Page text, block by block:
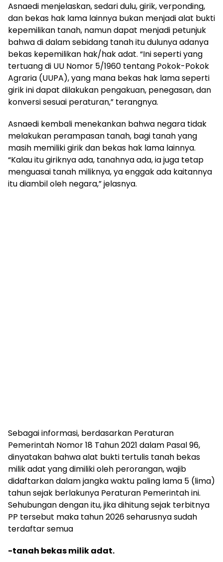
Asnaedi menjelaskan, sedari dulu, girik, verponding,
dan bekas hak lama lainnya bukan menjadi alat bukti
kepemilikan tanah, namun dapat menjadi petunjuk
bahwa di dalam sebidang tanah itu dulunya adanya
bekas kepemilikan hak/hak adat. “Ini seperti yang
tertuang di UU Nomor 5/1960 tentang Pokok-Pokok
Agraria (UUPA), yang mana bekas hak lama seperti
girik ini dapat dilakukan pengakuan, penegasan, dan
konversi sesuai peraturan,” terangnya.
Asnaedi kembali menekankan bahwa negara tidak
melakukan perampasan tanah, bagi tanah yang
masih memiliki girik dan bekas hak lama lainnya.
“Kalau itu giriknya ada, tanahnya ada, ia juga tetap
menguasai tanah miliknya, ya enggak ada kaitannya
itu diambil oleh negara,” jelasnya.
Sebagai informasi, berdasarkan Peraturan
Pemerintah Nomor 18 Tahun 2021 dalam Pasal 96,
dinyatakan bahwa alat bukti tertulis tanah bekas
milik adat yang dimiliki oleh perorangan, wajib
didaftarkan dalam jangka waktu paling lama 5 (lima)
tahun sejak berlakunya Peraturan Pemerintah ini.
Sehubungan dengan itu, jika dihitung sejak terbitnya
PP tersebut maka tahun 2026 seharusnya sudah
terdaftar semua
-tanah bekas milik adat.